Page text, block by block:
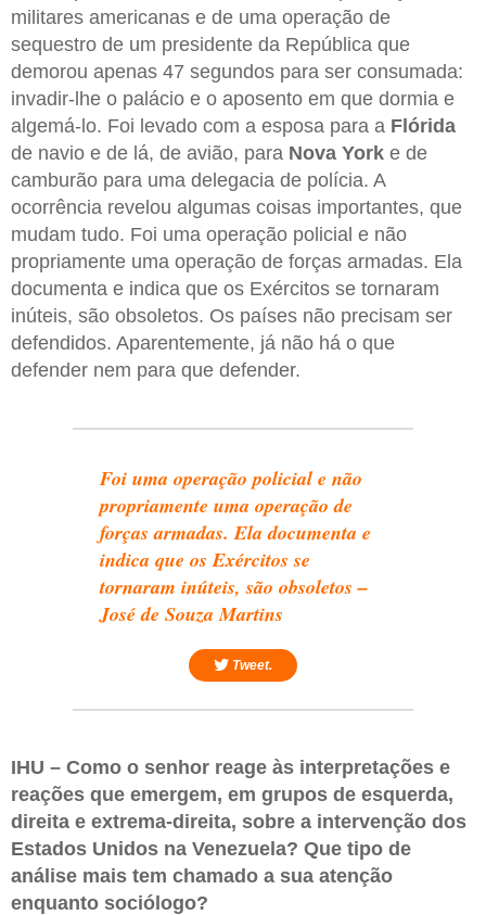
militares americanas e de uma operação de
sequestro de um presidente da República que
demorou apenas 47 segundos para ser consumada:
invadir-lhe o palácio e o aposento em que dormia e
algemá-lo. Foi levado com a esposa para a Flórida
de navio e de lá, de avião, para Nova York e de
camburão para uma delegacia de polícia. A
ocorrência revelou algumas coisas importantes, que
mudam tudo. Foi uma operação policial e não
propriamente uma operação de forças armadas. Ela
documenta e indica que os Exércitos se tornaram
inúteis, são obsoletos. Os países não precisam ser
defendidos. Aparentemente, já não há o que
defender nem para que defender.
Foi uma operação policial e não
propriamente uma operação de
forças armadas. Ela documenta e
indica que os Exércitos se
tornaram inúteis, são obsoletos –
José de Souza Martins
Tweet.
IHU – Como o senhor reage às interpretações e
reações que emergem, em grupos de esquerda,
direita e extrema-direita, sobre a intervenção dos
Estados Unidos na Venezuela? Que tipo de
análise mais tem chamado a sua atenção
enquanto sociólogo?